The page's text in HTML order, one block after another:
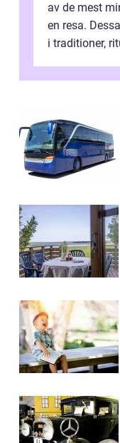
av de mest
en resa.
i traditioner,